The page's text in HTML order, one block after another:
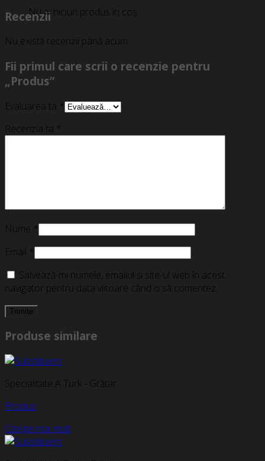
Nu ai niciun produs în coș.
Recenzii
Nu există recenzii până acum.
Fii primul care scrii o recenzie pentru
„Produs”
Evaluarea ta *
Recenzia ta *
Nume *
Email *
Salvează-mi numele, emailul și site-ul web în acest
navigator pentru data viitoare când o să comentez.
Produse similare
Specialitate A Turk - Grătar
Produs
Citește mai mult